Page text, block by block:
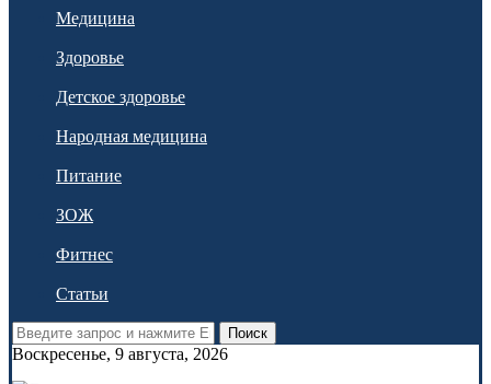
Медицина
Здоровье
Детское здоровье
Народная медицина
Питание
ЗОЖ
Фитнес
Статьи
Поиск
Воскресенье, 9 августа, 2026